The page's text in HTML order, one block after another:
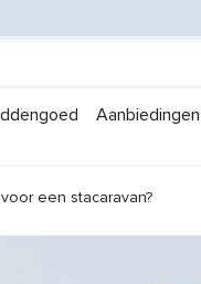
Aanbiedingen
een stacaravan?